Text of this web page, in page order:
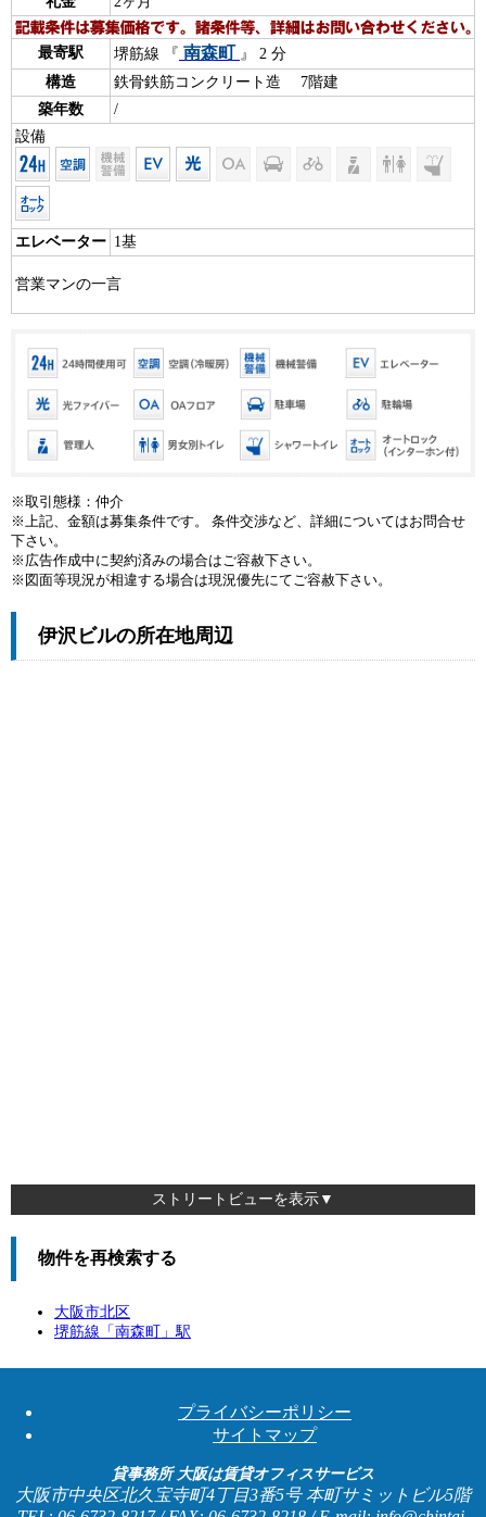
最寄駅 堺筋線 『 南森町 』 2 分
構造
鉄骨鉄筋コンクリート造 7階建
築年数
/
設備
エレベーター 1基
営業マンの一言
※取引態様：仲介
※上記、金額は募集条件です。 条件交渉など、詳細についてはお問合せ
下さい。
※広告作成中に契約済みの場合はご容赦下さい。
※図面等現況が相違する場合は現況優先にてご容赦下さい。
伊沢ビルの所在地周辺
ストリートビューを表示▼
物件を再検索する
大阪市北区
堺筋線「 南森町 」駅
プライバシーポリシー
サイトマップ
貸事務所 大阪は賃貸オフィスサービス
大阪市中央区北久宝寺町4丁目3番5号 本町サミットビル5階